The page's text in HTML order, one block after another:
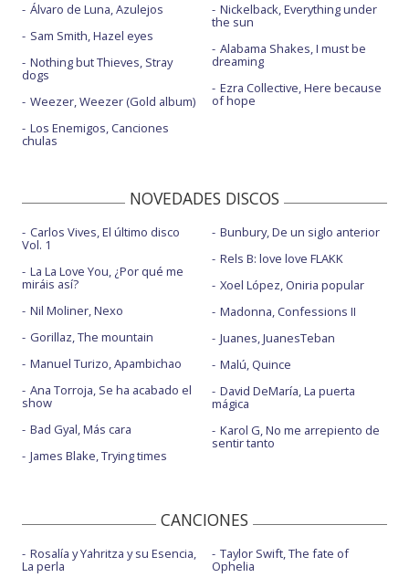
Álvaro de Luna, Azulejos
Sam Smith, Hazel eyes
Nothing but Thieves, Stray
dogs
Weezer, Weezer (Gold album)
Los Enemigos, Canciones
chulas
Nickelback, Everything under
the sun
Alabama Shakes, I must be
dreaming
Ezra Collective, Here because
of hope
NOVEDADES DISCOS
Carlos Vives, El último disco
Vol. 1
La La Love You, ¿Por qué me
miráis así?
Nil Moliner, Nexo
Gorillaz, The mountain
Manuel Turizo, Apambichao
Ana Torroja, Se ha acabado el
show
Bad Gyal, Más cara
James Blake, Trying times
Bunbury, De un siglo anterior
Rels B: love love FLAKK
Xoel López, Oniria popular
Madonna, Confessions II
Juanes, JuanesTeban
Malú, Quince
David DeMaría, La puerta
mágica
Karol G, No me arrepiento de
sentir tanto
CANCIONES
Rosalía y Yahritza y su Esencia,
La perla
Taylor Swift, The fate of
Ophelia